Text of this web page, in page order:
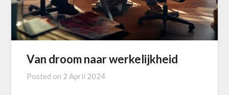
Van droom naar werkelijkheid
Posted on 2 April 2024